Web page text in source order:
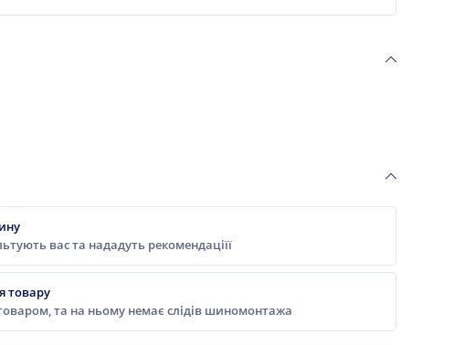
вас та нададуть рекомендаціїї
товару
та на ньому немає слідів шиномонтажа